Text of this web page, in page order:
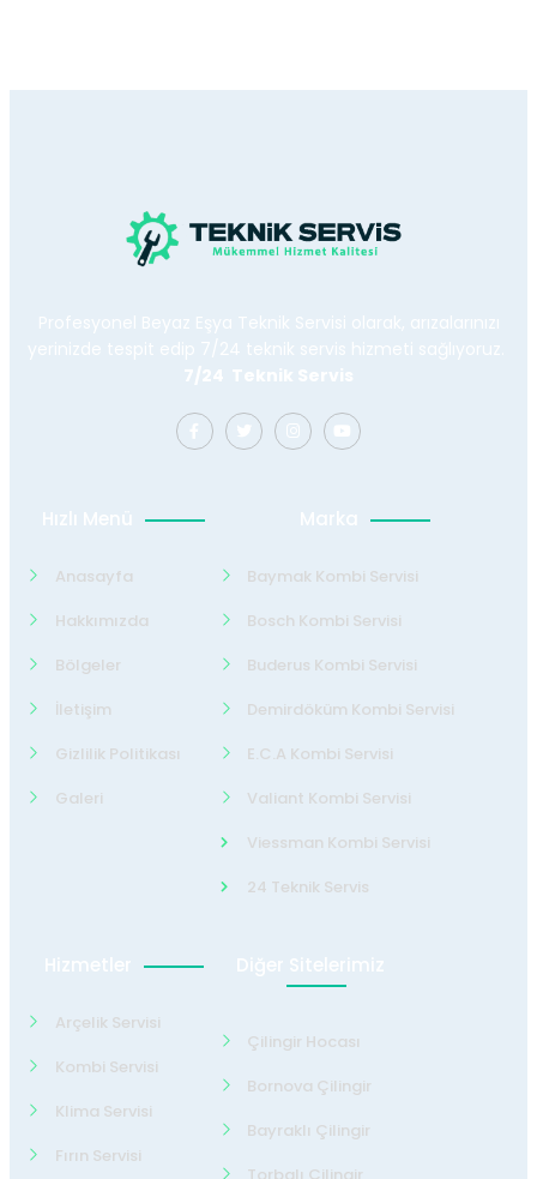
Profesyonel Beyaz Eşya Teknik Servisi olarak, arızalarınızı
yerinizde tespit edip 7/24 teknik servis hizmeti sağlıyoruz.
7/24 Teknik Servis
Hızlı Menü
Anasayfa
Hakkımızda
Bölgeler
İletişim
Gizlilik Politikası
Galeri
Marka
Baymak Kombi Servisi
Bosch Kombi Servisi
Buderus Kombi Servisi
Demirdöküm Kombi Servisi
E.C.A Kombi Servisi
Valiant Kombi Servisi
Viessman Kombi Servisi
24 Teknik Servis
Hizmetler
Arçelik Servisi
Kombi Servisi
Klima Servisi
Fırın Servisi
Diğer Sitelerimiz
Çilingir Hocası
Bornova Çilingir
Bayraklı Çilingir